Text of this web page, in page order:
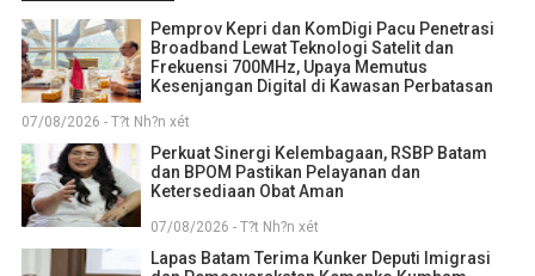
Pemprov Kepri dan KomDigi Pacu Penetrasi
Broadband Lewat Teknologi Satelit dan
Frekuensi 700MHz, Upaya Memutus
Kesenjangan Digital di Kawasan Perbatasan
07/08/2026 - T?t Nh?n xét
Perkuat Sinergi Kelembagaan, RSBP Batam
dan BPOM Pastikan Pelayanan dan
Ketersediaan Obat Aman
07/08/2026 - T?t Nh?n xét
Lapas Batam Terima Kunker Deputi Imigrasi